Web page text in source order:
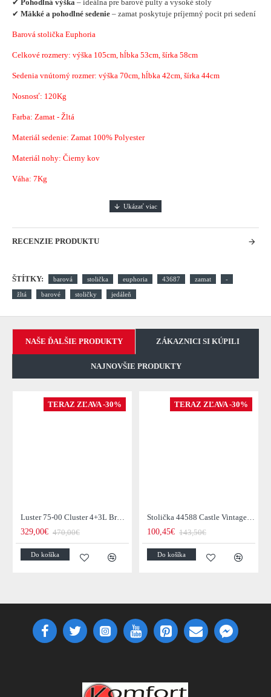
✔ Pohodlná výška – ideálna pre barové pulty a vysoké stoly
✔ Mäkké a pohodlné sedenie – zamat poskytuje príjemný pocit pri sedení
Barová stolička Euphoria
Celkové rozmery: výška 105cm, hĺbka 53cm, šírka 58cm
Sedenia vnútorný rozmer: výška 70cm, hĺbka 42cm, šírka 44cm
Nosnosť: 120Kg
Farba: Zamat - Žltá
Materiál sedenie: Zamat 100% Polyester
Materiál nohy: Čierny kov
Váha: 7Kg
RECENZIE PRODUKTU
ŠTÍTKY: barová stolička euphoria 43687 zamat -
žltá barové stoličky jedáleň
NAŠE ĎALŠIE PRODUKTY ZÁKAZNICI SI KÚPILI
NAJNOVŠIE PRODUKTY
TERAZ ZĽAVA -30%
Luster 75-00 Cluster 4+3L Brown + Jantar Glass
329,00€ 470,00€
Do košíka
TERAZ ZĽAVA -30%
Stolička 44588 Castle Vintage Black
100,45€ 143,50€
Do košíka